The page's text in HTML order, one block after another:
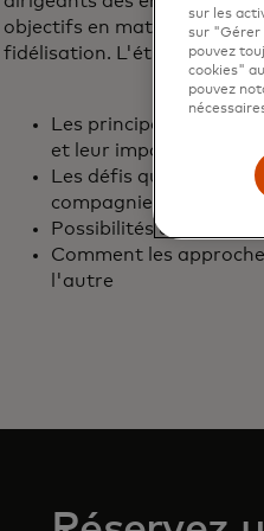
objectifs en matière
fidélisation. L'étude 2024
Les principales
et leur impact sur la
Les défis qui limitent
compagnies aériennes
Possibilités
Comment les
l'autre
sur les
sur "Gérer
pouvez
cookies"
pouvez